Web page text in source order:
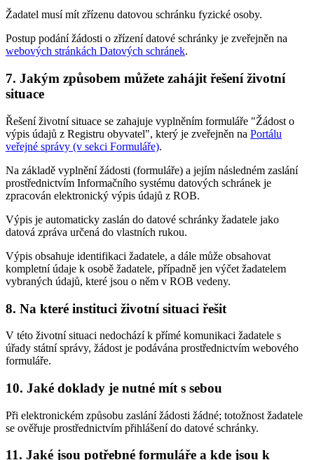
Žadatel musí mít zřízenu datovou schránku fyzické osoby.
Postup podání žádosti o zřízení datové schránky je zveřejněn na
webových stránkách Datových schránek.
7. Jakým způsobem můžete zahájit řešení životní
situace
Řešení životní situace se zahajuje vyplněním formuláře "Žádost o
výpis údajů z Registru obyvatel", který je zveřejněn na Portálu
veřejné správy (v sekci Formuláře).
Na základě vyplnění žádosti (formuláře) a jejím následném zaslání
prostřednictvím Informačního systému datových schránek je
zpracován elektronický výpis údajů z ROB.
Výpis je automaticky zaslán do datové schránky žadatele jako
datová zpráva určená do vlastních rukou.
Výpis obsahuje identifikaci žadatele, a dále může obsahovat
kompletní údaje k osobě žadatele, případně jen výčet žadatelem
vybraných údajů, které jsou o něm v ROB vedeny.
8. Na které instituci životní situaci řešit
V této životní situaci nedochází k přímé komunikaci žadatele s
úřady státní správy, žádost je podávána prostřednictvím webového
formuláře.
10. Jaké doklady je nutné mít s sebou
Při elektronickém způsobu zaslání žádosti žádné; totožnost žadatele
se ověřuje prostřednictvím přihlášení do datové schránky.
11. Jaké jsou potřebné formuláře a kde jsou k